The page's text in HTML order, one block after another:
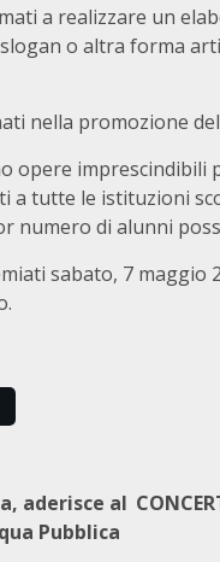
a realizzare un
o altra forma
nella promozione
opere imprescindibili
a tutte le istituzioni
numero di alunni
sabato, 7 maggio
aderisce al
Pubblica